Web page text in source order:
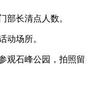
长清点人数。
场所。
石峰公园，拍照留